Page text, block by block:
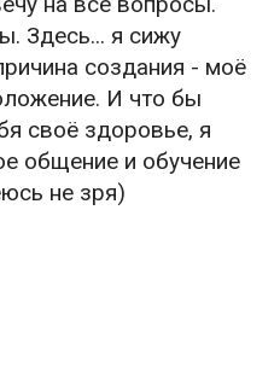
Здесь... я сижу
создания - моё
И что бы
своё здоровье, я
общение и обучение
не зря)